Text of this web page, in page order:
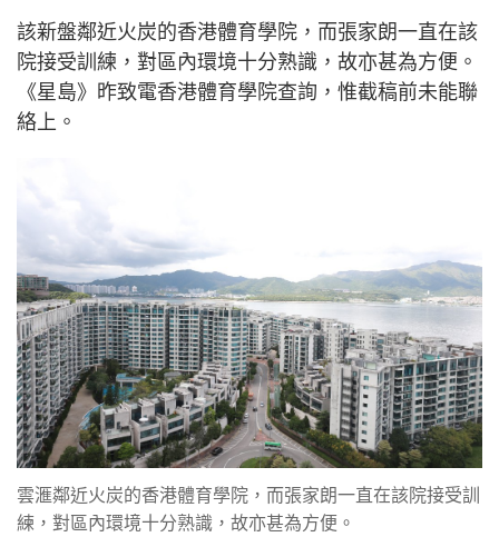
該新盤鄰近火炭的香港體育學院，而張家朗一直在該
院接受訓練，對區內環境十分熟識，故亦甚為方便。
《星島》昨致電香港體育學院查詢，惟截稿前未能聯
絡上。
雲滙鄰近火炭的香港體育學院，而張家朗一直在該院接受訓
練，對區內環境十分熟識，故亦甚為方便。